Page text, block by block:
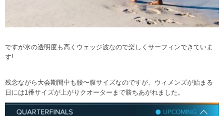
ですが水の透明度も高くウェッジ波なので楽しくサーフィンできていま
す!
残念ながら大会期間中も腰〜腹サイズなのですが、ウィメンズが始まる
日には1番サイズが上がりクオーターまで勝ちあがれました。